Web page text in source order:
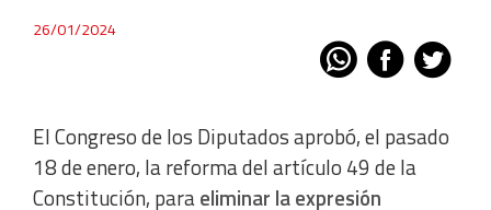
26/01/2024
El Congreso de los Diputados aprobó, el pasado
18 de enero, la reforma del artículo 49 de la
Constitución, paraeliminar la expresión